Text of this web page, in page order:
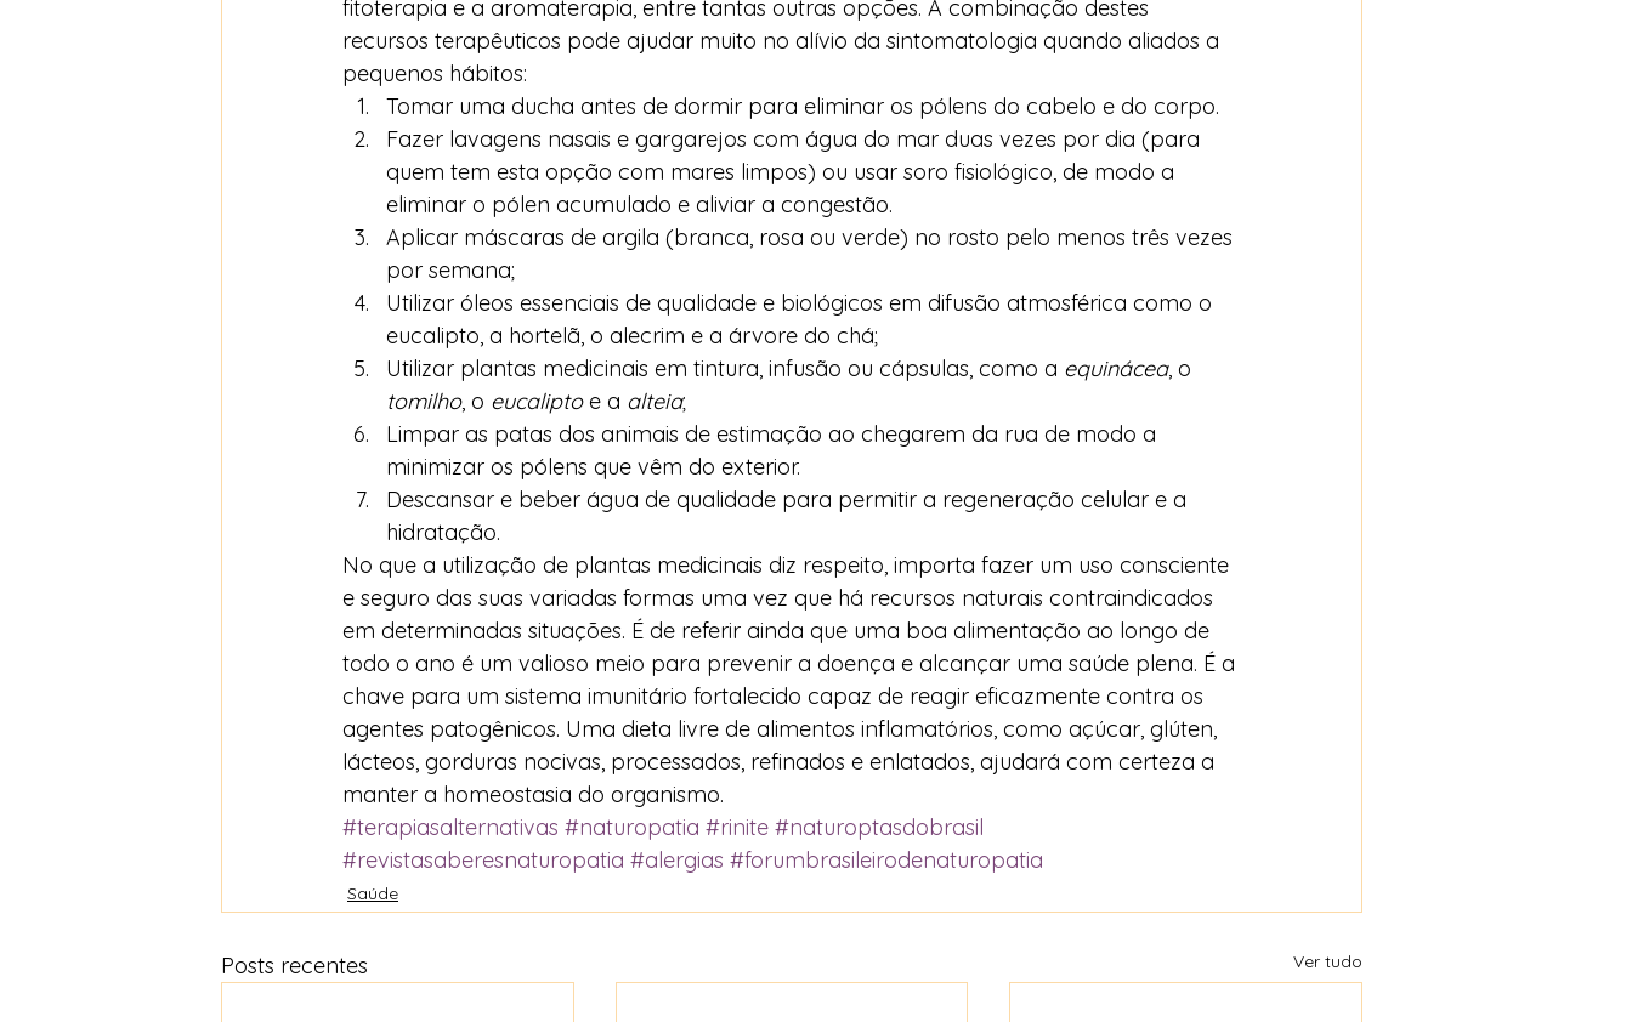
fitoterapia e a aromaterapia, entre tantas outras opções. A combinação destes
recursos terapêuticos pode ajudar muito no alívio da sintomatologia quando aliados a
pequenos hábitos:
Tomar uma ducha antes de dormir para eliminar os pólens do cabelo e do corpo.
Fazer lavagens nasais e gargarejos com água do mar duas vezes por dia (para
quem tem esta opção com mares limpos) ou usar soro fisiológico, de modo a
eliminar o pólen acumulado e aliviar a congestão.
Aplicar máscaras de argila (branca, rosa ou verde) no rosto pelo menos três vezes
por semana;
Utilizar óleos essenciais de qualidade e biológicos em difusão atmosférica como o
eucalipto, a hortelã, o alecrim e a árvore do chá;
Utilizar plantas medicinais em tintura, infusão ou cápsulas, como a equinácea, o
tomilho, o eucalipto e a alteia;
Limpar as patas dos animais de estimação ao chegarem da rua de modo a
minimizar os pólens que vêm do exterior.
Descansar e beber água de qualidade para permitir a regeneração celular e a
hidratação.
No que a utilização de plantas medicinais diz respeito, importa fazer um uso consciente
e seguro das suas variadas formas uma vez que há recursos naturais contraindicados
em determinadas situações. É de referir ainda que uma boa alimentação ao longo de
todo o ano é um valioso meio para prevenir a doença e alcançar uma saúde plena. É a
chave para um sistema imunitário fortalecido capaz de reagir eficazmente contra os
agentes patogênicos. Uma dieta livre de alimentos inflamatórios, como açúcar, glúten,
lácteos, gorduras nocivas, processados, refinados e enlatados, ajudará com certeza a
manter a homeostasia do organismo.
#terapiasalternativas #naturopatia #rinite #naturoptasdobrasil
#revistasaberesnaturopatia #alergias #forumbrasileirodenaturopatia
Saúde
Posts recentes Ver tudo